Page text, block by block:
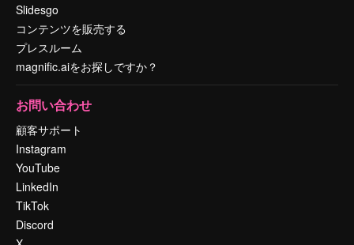
Slidesgo
コンテンツを販売する
プレスルーム
magnific.aiをお探しですか？
お問い合わせ
顧客サポート
Instagram
YouTube
LinkedIn
TikTok
Discord